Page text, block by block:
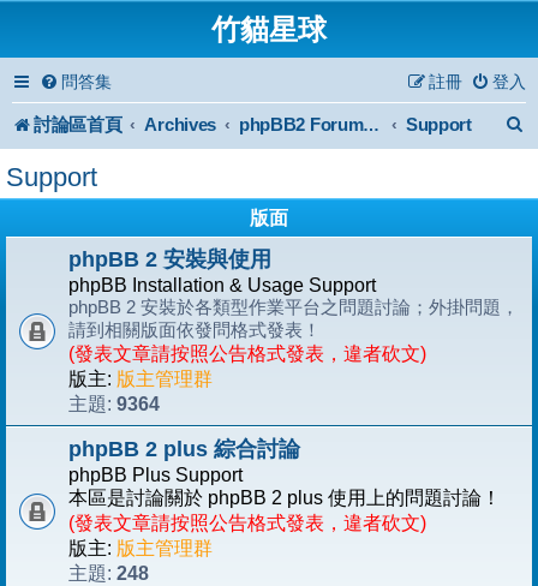
竹貓星球
問答集 登入
註冊
討論區首頁 Archives phpBB2 Forum Archive Support
Support
版面
phpBB 2 安裝與使用
phpBB Installation & Usage Support
phpBB 2 安裝於各類型作業平台之問題討論；外掛問題，
請到相關版面依發問格式發表！
(發表文章請按照公告格式發表，違者砍文)
版主: 版主管理群
主題: 9364
phpBB 2 plus 綜合討論
phpBB Plus Support
本區是討論關於 phpBB 2 plus 使用上的問題討論！
(發表文章請按照公告格式發表，違者砍文)
版主: 版主管理群
主題: 248